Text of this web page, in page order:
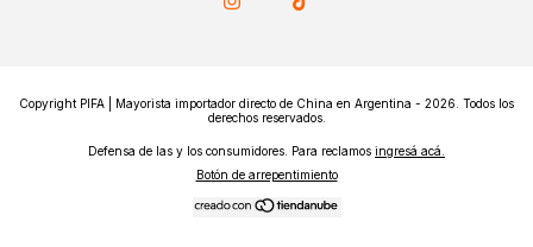
Copyright PIFA | Mayorista importador directo de China en Argentina - 2026. Todos los
derechos reservados.
Defensa de las y los consumidores. Para reclamos ingresá acá.
Botón de arrepentimiento